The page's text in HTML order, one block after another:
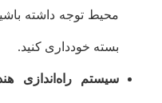
محیط توجه داشته
بسته خودداری کنید.
سیستم راه‌اندازی